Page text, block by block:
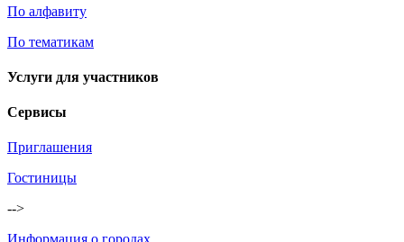
По алфавиту
По тематикам
Услуги для участников
Сервисы
Приглашения
Гостиницы
-->